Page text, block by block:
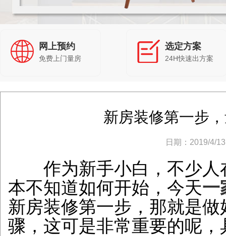
网上预约
免费上门量房
选定方案
24H快速出方案
新房装修第一步
日期：2019/4/
作为新手小白，不少人
本不知道如何开始，今天一
新房装修第一步，那就是
骤，这可是非常重要的呢